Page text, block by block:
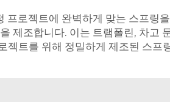
프로젝트에 완벽하게 맞는 스프링
제조합니다. 이는 트램폴린, 차고
트를 위해 정밀하게 제조된 스프